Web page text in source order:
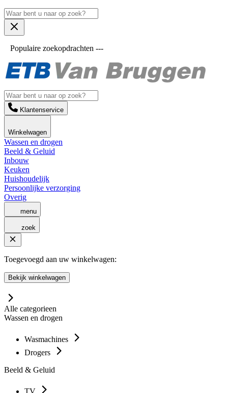
Populaire zoekopdrachten ---
Klantenservice
Winkelwagen
Wassen en drogen
Beeld & Geluid
Inbouw
Keuken
Huishoudelijk
Persoonlijke verzorging
Overig
menu
zoek
Toegevoegd aan uw winkelwagen:
Bekijk winkelwagen
Alle categorieen
Wassen en drogen
Wasmachines
Drogers
Beeld & Geluid
TV